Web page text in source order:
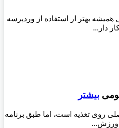
بهتر از استفاده از وردپرسه
دار...
بیشتر
روی تغذیه است، اما طبق برنامه
ورزش...